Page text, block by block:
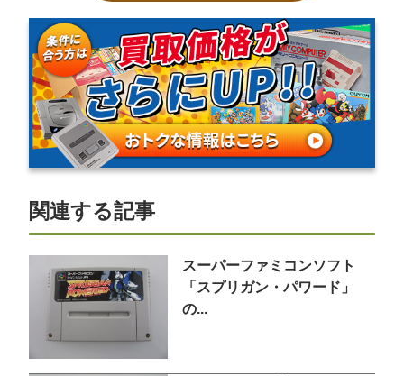
関連する記事
スーパーファミコンソフト
「スプリガン・パワード」
の...